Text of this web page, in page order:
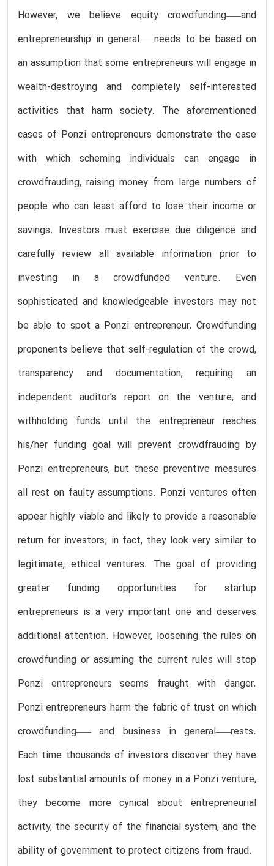
However, we believe equity crowdfunding–—and
entrepreneurship in general–—needs to be based on
an assumption that some entrepreneurs will engage in
wealth-destroying and completely self-interested
activities that harm society. The aforementioned
cases of Ponzi entrepreneurs demonstrate the ease
with which scheming individuals can engage in
crowdfrauding, raising money from large numbers of
people who can least afford to lose their income or
savings. Investors must exercise due diligence and
carefully review all available information prior to
investing in a crowdfunded venture. Even
sophisticated and knowledgeable investors may not
be able to spot a Ponzi entrepreneur. Crowdfunding
proponents believe that self-regulation of the crowd,
transparency and documentation, requiring an
independent auditor’s report on the venture, and
withholding funds until the entrepreneur reaches
his/her funding goal will prevent crowdfrauding by
Ponzi entrepreneurs, but these preventive measures
all rest on faulty assumptions. Ponzi ventures often
appear highly viable and likely to provide a reasonable
return for investors; in fact, they look very similar to
legitimate, ethical ventures. The goal of providing
greater funding opportunities for startup
entrepreneurs is a very important one and deserves
additional attention. However, loosening the rules on
crowdfunding or assuming the current rules will stop
Ponzi entrepreneurs seems fraught with danger.
Ponzi entrepreneurs harm the fabric of trust on which
crowdfunding–— and business in general–—rests.
Each time thousands of investors discover they have
lost substantial amounts of money in a Ponzi venture,
they become more cynical about entrepreneurial
activity, the security of the financial system, and the
ability of government to protect citizens from fraud.